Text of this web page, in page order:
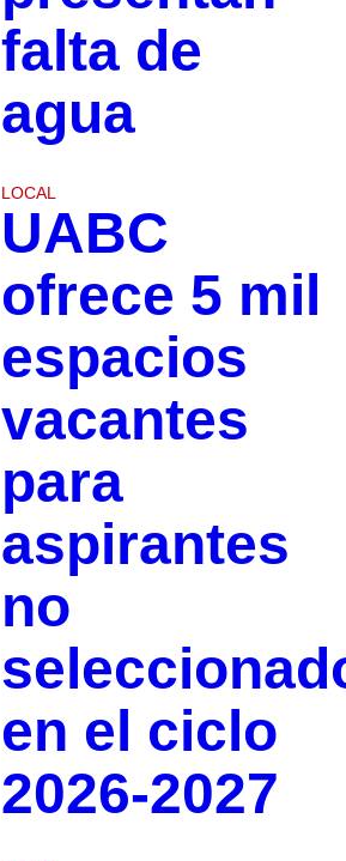
falta de
agua
LOCAL
UABC
ofrece 5 mil
espacios
vacantes
para
aspirantes
no
en el ciclo
2026-2027